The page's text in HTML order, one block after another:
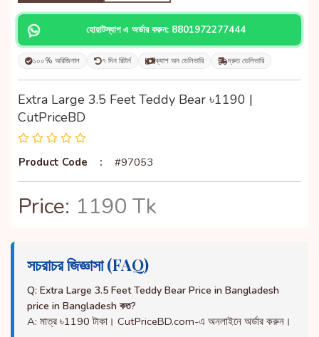
হোয়াটস্যাপ এ অর্ডার করুন: 8801972277444
১০০% অরিজিনাল ৭ দিন রিটার্ন ক্যাশ অন ডেলিভারি দ্রুত ডেলিভারি
Extra Large 3.5 Feet Teddy Bear ৳1190 |
CutPriceBD
Product Code : #97053
Price: 1190 Tk
সচরাচর জিজ্ঞাসা (FAQ)
Q: Extra Large 3.5 Feet Teddy Bear Price in Bangladesh
price in Bangladesh কত?
A: মাত্র ৳1190 টাকা। CutPriceBD.com-এ অনলাইনে অর্ডার করুন।